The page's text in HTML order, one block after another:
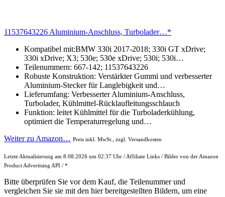
11537643226 Aluminium-Anschluss, Turbolader…*
Kompatibel mit:BMW 330i 2017-2018; 330i GT xDrive;
330i xDrive; X3; 530e; 530e xDrive; 530i; 530i…
Teilenummern: 667-142; 11537643226
Robuste Konstruktion: Verstärkter Gummi und verbesserter
Aluminium-Stecker für Langlebigkeit und…
Lieferumfang: Verbesserter Aluminium-Anschluss,
Turbolader, Kühlmittel-Rücklaufleitungsschlauch
Funktion: leitet Kühlmittel für die Turboladerkühlung,
optimiert die Temperaturregelung und…
Weiter zu Amazon… Preis inkl. MwSt., zzgl. Versandkosten
Letzte Aktualisierung am 8.08.2026 um 02:37 Uhr / Affiliate Links / Bilder von der Amazon
Product Advertising API / *
Bitte überprüfen Sie vor dem Kauf, die Teilenummer und
vergleichen Sie sie mit den hier bereitgestellten Bildern, um eine